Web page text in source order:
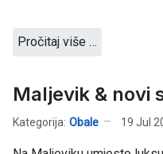
Pročitaj više …
Maljevik & novi
Kategorija: Obale 19 Jul